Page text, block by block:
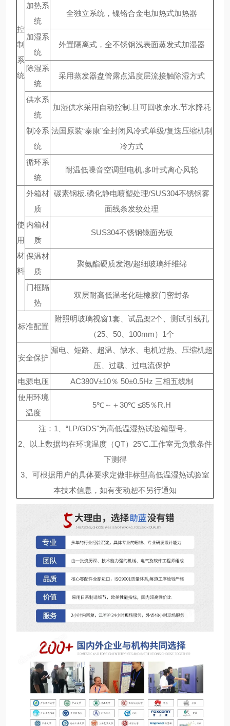
控
制
系
统
加热系
统
全独立系统，镍铬合金电加热式加热器
加湿系
统
外置隔离式，全不锈钢浅表面蒸发式加湿器
除湿系
统
采用蒸发器盘管露点温度层流接触除湿方式
供水系
统
加湿供水采用自动控制.且可回收余水.节水降耗
制冷系
统
法国原装“泰康"全封闭风冷式单级/复迭压缩机制
冷方式
循环系
统
耐温低噪音空调型电机.多叶式离心风轮
使
用
材
料
外箱材
质
碳素钢板.磷化静电喷塑处理/SUS304不锈钢雾
面线条发纹处理
内箱材
质
SUS304不锈钢镜面光板
保温材
质
聚氨酯硬质发泡/超细玻璃纤维绵
门框隔
热
双层耐高低温老化硅橡胶门密封条
标准配置
附照明玻璃视窗1套、试品架2个、测试引线孔
（25、50、100mm）1个
安全保护
漏电、短路、超温、缺水、电机过热、压缩机超
压、过载、过电流保护
电源电压
AC380V±10％ 50±0.5Hz 三相五线制
使用环境
温度
5℃～＋30℃ ≤85％R.H
注：1、“LP/GDS"为高低温湿热试验箱型号。
2、以上数据均在环境温度（QT）25℃.工作室无负载条件
下测得
3、可根据用户的具体要求定做非标型高低温湿热试验室
本技术信息，如有变动恕不另行通知